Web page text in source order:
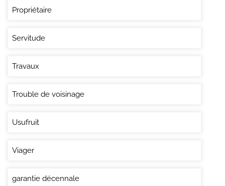
Propriétaire
Servitude
Travaux
Trouble de voisinage
Usufruit
Viager
garantie décennale